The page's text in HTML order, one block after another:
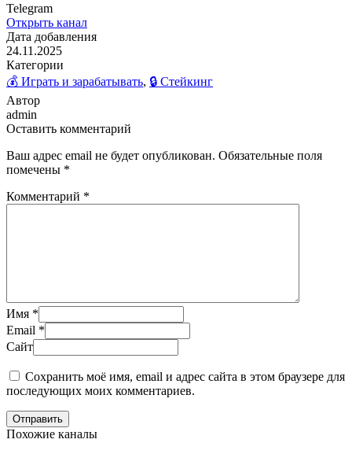
Telegram
Открыть канал
Дата добавления
24.11.2025
Категории
💰 Играть и зарабатывать, 🔒 Стейкинг
Автор
admin
Оставить комментарий
Ваш адрес email не будет опубликован. Обязательные поля
помечены *
Комментарий *
Имя *
Email *
Сайт
Сохранить моё имя, email и адрес сайта в этом браузере для
последующих моих комментариев.
Отправить
Похожие каналы